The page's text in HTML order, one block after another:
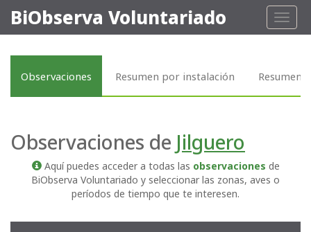
Toggle
BiObserva Voluntariado
Observaciones Resumen por instalación Resumen
Observaciones de Jilguero
Aquí puedes acceder a todas las observaciones de
BiObserva Voluntariado y seleccionar las zonas, aves o
períodos de tiempo que te interesen.